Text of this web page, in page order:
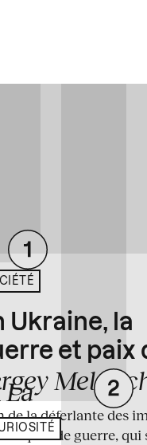
La
Ukraine, la
et paix
de la déferlante des
de guerre, qui